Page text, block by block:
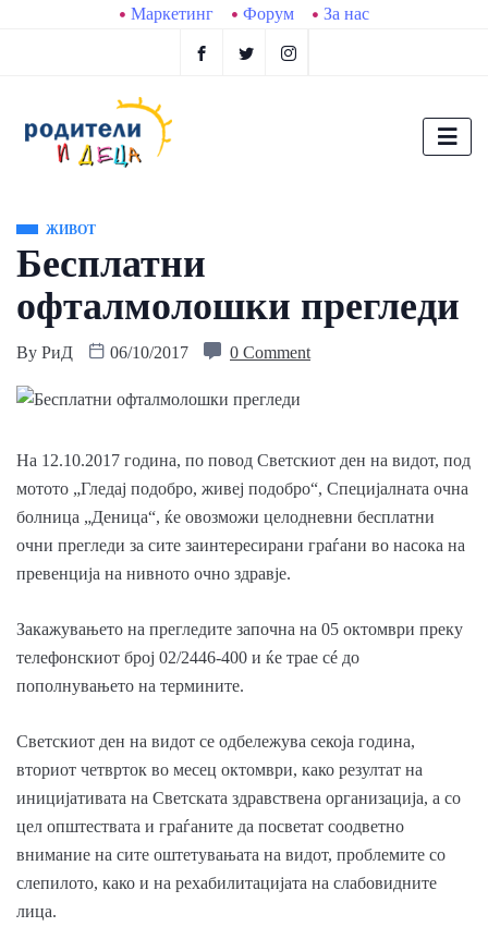
Маркетинг Форум За нас
ЖИВОТ
Бесплатни
офталмолошки прегледи
By РиД 06/10/2017 0 Comment
На 12.10.2017 година, по повод Светскиот ден на видот, под
мотото „Гледај подобро, живеј подобро“, Специјалната очна
болница „Деница“, ќе овозможи целодневни бесплатни
очни прегледи за сите заинтересирани граѓани во насока на
превенција на нивното очно здравје.
Закажувањето на прегледите започна на 05 октомври преку
телефонскиот број 02/2446-400 и ќе трае сé до
пополнувањето на термините.
Светскиот ден на видот се одбележува секоја година,
вториот четврток во месец октомври, како резултат на
иницијативата на Светската здравствена организација, а со
цел општествата и граѓаните да посветат соодветно
внимание на сите оштетувањата на видот, проблемите со
слепилото, како и на рехабилитацијата на слабовидните
лица.